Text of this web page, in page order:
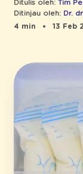
Ditulis oleh: Tim
Ditinjau oleh: Dr.
4 min
13 Feb